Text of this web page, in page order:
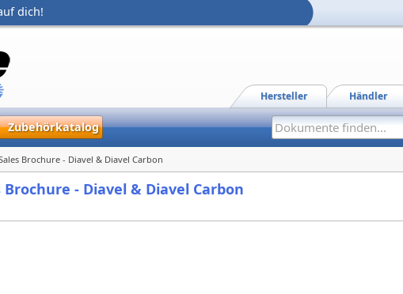
dich!
Händler
Hersteller
Zubehörkatalog
Brochure - Diavel & Diavel Carbon
Brochure - Diavel & Diavel Carbon